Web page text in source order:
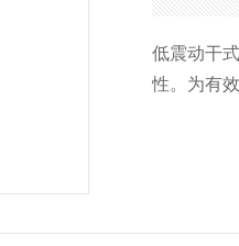
低震动干
性。为有